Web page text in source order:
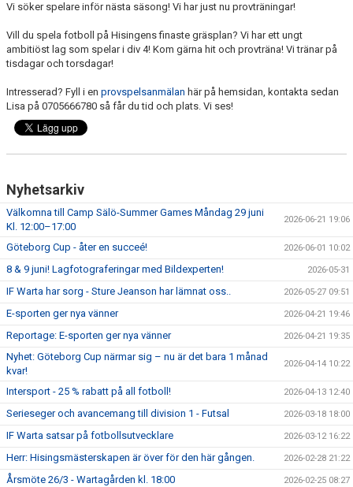
BILDGALLERI
DOKUMENT
SPORTADMIN SUPPORT
Vi söker spelare inför nästa säsong! Vi har just nu provträningar!
Vill du spela fotboll på Hisingens finaste gräsplan? Vi har ett ungt
ambitiöst lag som spelar i div 4! Kom gärna hit och provträna! Vi tränar på
tisdagar och torsdagar!
Intresserad? Fyll i en provspelsanmälan här på hemsidan, kontakta sedan
Lisa på 0705666780 så får du tid och plats. Vi ses!
Nyhetsarkiv
Välkomna till Camp Sälö-Summer Games Måndag 29 juni
Kl. 12:00–17:00
2026-06-21 19:06
Göteborg Cup - åter en succeé! 2026-06-01 10:02
8 & 9 juni! Lagfotograferingar med Bildexperten! 2026-05-31
IF Warta har sorg - Sture Jeanson har lämnat oss.. 2026-05-27 09:51
E-sporten ger nya vänner 2026-04-21 19:46
Reportage: E-sporten ger nya vänner 2026-04-21 19:35
Nyhet: Göteborg Cup närmar sig – nu är det bara 1 månad
kvar!
2026-04-14 10:22
Intersport - 25 % rabatt på all fotboll! 2026-04-13 12:40
Serieseger och avancemang till division 1 - Futsal 2026-03-18 18:00
IF Warta satsar på fotbollsutvecklare 2026-03-12 16:22
Herr: Hisingsmästerskapen är över för den här gången. 2026-02-28 21:22
Årsmöte 26/3 - Wartagården kl. 18:00 2026-02-25 08:27